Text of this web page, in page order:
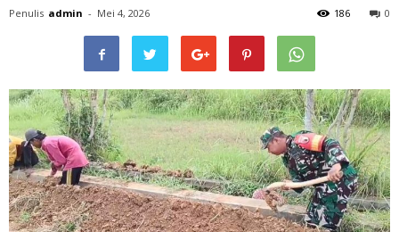
Penulis admin - Mei 4, 2026 0
186